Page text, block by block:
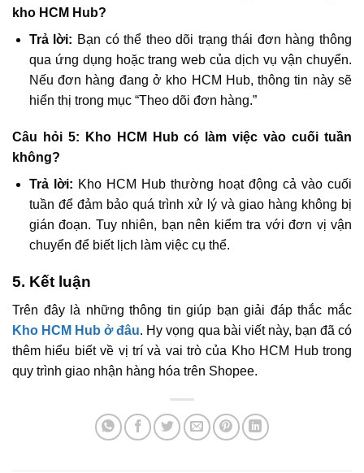
kho HCM Hub?
Trả lời: Bạn có thể theo dõi trạng thái đơn hàng thông
qua ứng dụng hoặc trang web của dịch vụ vận chuyển.
Nếu đơn hàng đang ở kho HCM Hub, thông tin này sẽ
hiển thị trong mục “Theo dõi đơn hàng.”
Câu hỏi 5: Kho HCM Hub có làm việc vào cuối tuần
không?
Trả lời: Kho HCM Hub thường hoạt động cả vào cuối
tuần để đảm bảo quá trình xử lý và giao hàng không bị
gián đoạn. Tuy nhiên, bạn nên kiểm tra với đơn vị vận
chuyển để biết lịch làm việc cụ thể.
5. Kết luận
Trên đây là những thông tin giúp bạn giải đáp thắc mắc
Kho HCM Hub ở đâu. Hy vọng qua bài viết này, bạn đã có
thêm hiểu biết về vị trí và vai trò của Kho HCM Hub trong
quy trình giao nhận hàng hóa trên Shopee.